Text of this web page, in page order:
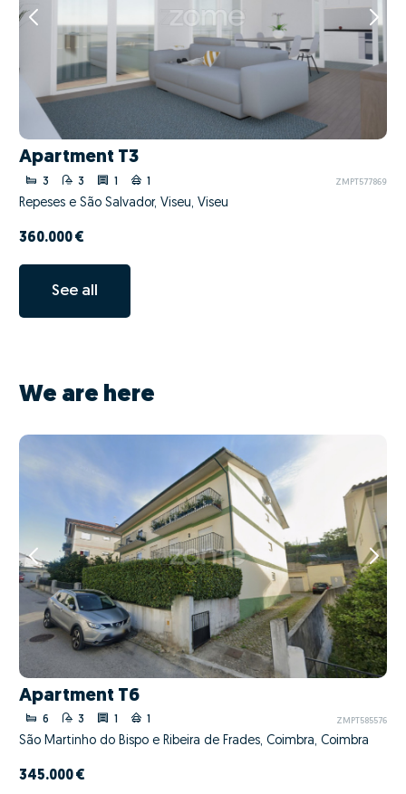
Apartment T3
3 3 1 1 ZMPT577869
Repeses e São Salvador, Viseu, Viseu
360.000 €
See all
We are here
Apartment T6
6 3 ZMPT585576
São Martinho do Bispo e Ribeira de Frades, Coimbra, Coimbra
345.000 €